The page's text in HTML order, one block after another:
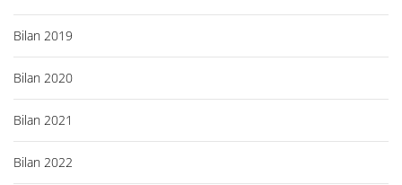
Bilan 2019
Bilan 2020
Bilan 2021
Bilan 2022